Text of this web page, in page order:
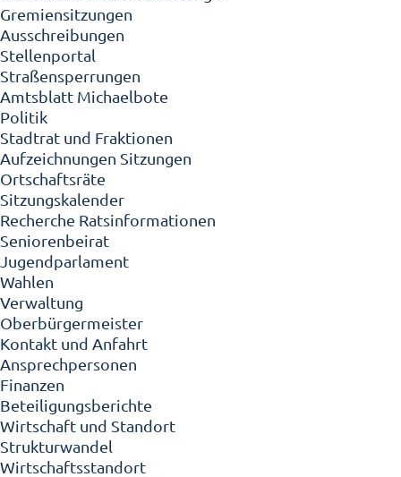
Gremiensitzungen
Ausschreibungen
Stellenportal
Straßensperrungen
Amtsblatt Michaelbote
Politik
Stadtrat und Fraktionen
Aufzeichnungen Sitzungen
Ortschaftsräte
Sitzungskalender
Recherche Ratsinformationen
Seniorenbeirat
Jugendparlament
Wahlen
Verwaltung
Oberbürgermeister
Kontakt und Anfahrt
Ansprechpersonen
Finanzen
Beteiligungsberichte
Wirtschaft und Standort
Strukturwandel
Wirtschaftsstandort